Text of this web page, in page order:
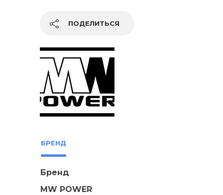
ПОДЕЛИТЬСЯ
БРЕНД
Бренд
MW POWER